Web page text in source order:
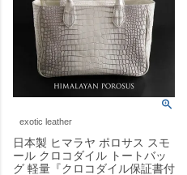
exotic leather
日本製 ヒマラヤ ポロサス スモ
ール クロコダイル トートバッ
グ 軽量『クロコダイル保証書付